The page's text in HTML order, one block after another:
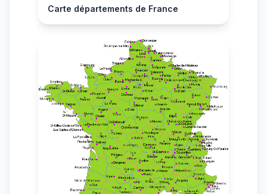
Carte départements de France